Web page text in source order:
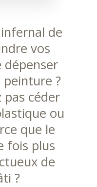
de
vos
dépenser
?
pas céder
ou
que le
fois plus
de
?